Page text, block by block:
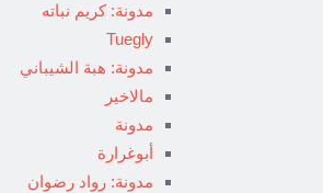
مدونة: كريم نباته
Tuegly
مدونة: هبة الشيباني
مالاخير
مدونة
أبوغرارة
مدونة: رواد رضوان